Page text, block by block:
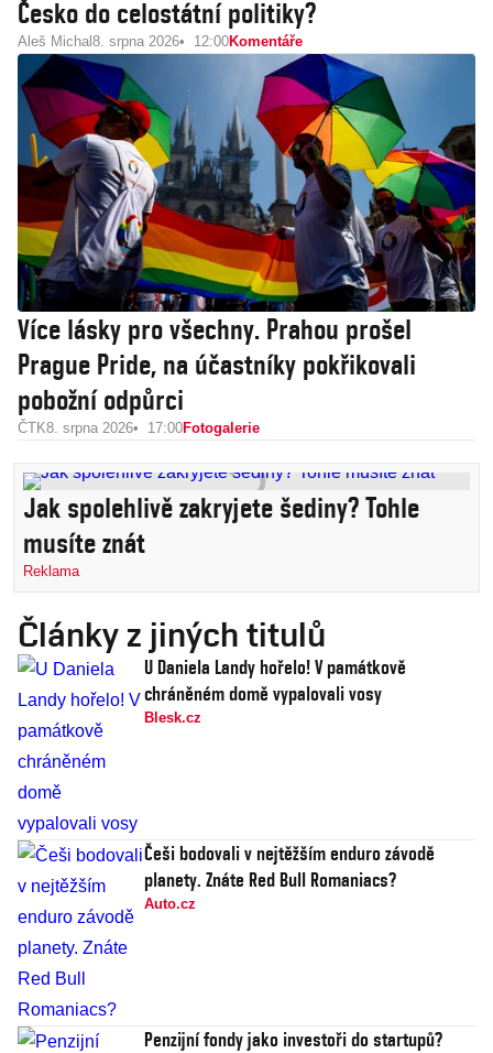
Česko do celostátní politiky?
Aleš Michal 8. srpna 2026 12:00Komentáře
Více lásky pro všechny. Prahou prošel
Prague Pride, na účastníky pokřikovali
pobožní odpůrci
ČTK8. srpna 2026 17:00Fotogalerie
Jak spolehlivě zakryjete šediny? Tohle
musíte znát
Reklama
Články z jiných titulů
U Daniela Landy hořelo! V památkově
chráněném domě vypalovali vosy
Blesk.cz
Češi bodovali v nejtěžším enduro závodě
planety. Znáte Red Bull Romaniacs?
Auto.cz
Penzijní fondy jako investoři do startupů?